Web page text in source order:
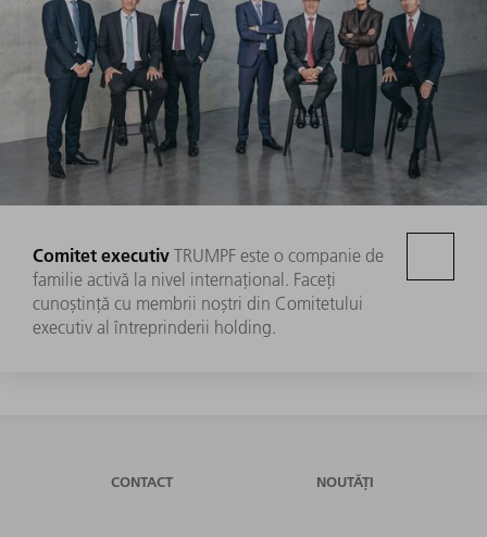
Comitet executiv TRUMPF este o companie de
familie activă la nivel internațional. Faceți
cunoștință cu membrii noștri din Comitetului
executiv al întreprinderii holding.
CONTACT NOUTĂȚI